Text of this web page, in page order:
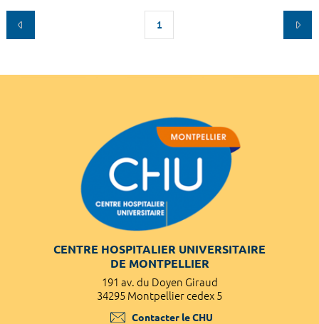
1
CENTRE HOSPITALIER UNIVERSITAIRE
DE MONTPELLIER
191 av. du Doyen Giraud
34295 Montpellier cedex 5
Contacter le CHU